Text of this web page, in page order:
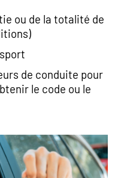
ou de la totalité de
de conduite pour
le code ou le